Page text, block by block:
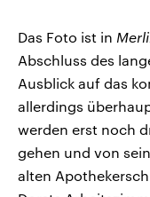
Das Foto ist in
Abschluss des
Ausblick auf das
allerdings
werden erst noch
gehen und von
alten